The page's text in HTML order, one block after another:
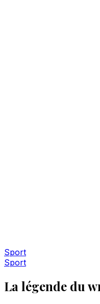
Sport
Sport
La légende du